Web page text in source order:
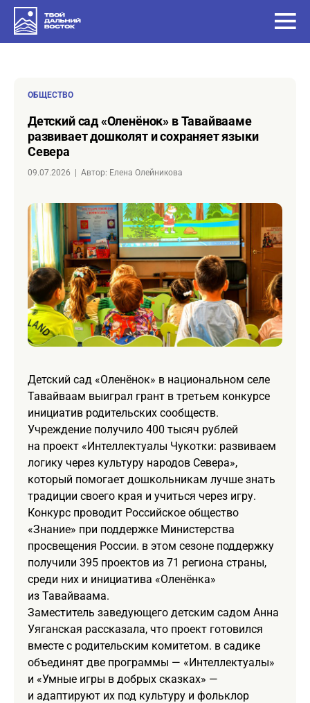
ОБЩЕСТВО
Детский сад «Оленёнок» в Тавайвааме
развивает дошколят и сохраняет языки
Севера
09.07.2026 Автор: Елена Олейникова
Детский сад «Оленёнок» в национальном селе
Тавайваам выиграл грант в третьем конкурсе
инициатив родительских сообществ.
Учреждение получило 400 тысяч рублей
на проект «Интеллектуалы Чукотки: развиваем
логику через культуру народов Севера»,
который помогает дошкольникам лучше знать
традиции своего края и учиться через игру.
Конкурс проводит Российское общество
«Знание» при поддержке Министерства
просвещения России. в этом сезоне поддержку
получили 395 проектов из 71 региона страны,
среди них и инициатива «Оленёнка»
из Тавайваама.
Заместитель заведующего детским садом Анна
Уяганская рассказала, что проект готовился
вместе с родительским комитетом. в садике
объединят две программы — «Интеллектуалы»
и «Умные игры в добрых сказках» —
и адаптируют их под культуру и фольклор